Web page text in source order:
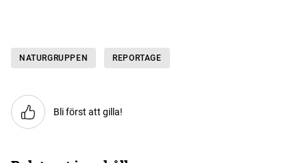
NATURGRUPPEN REPORTAGE
Bli först att gilla!